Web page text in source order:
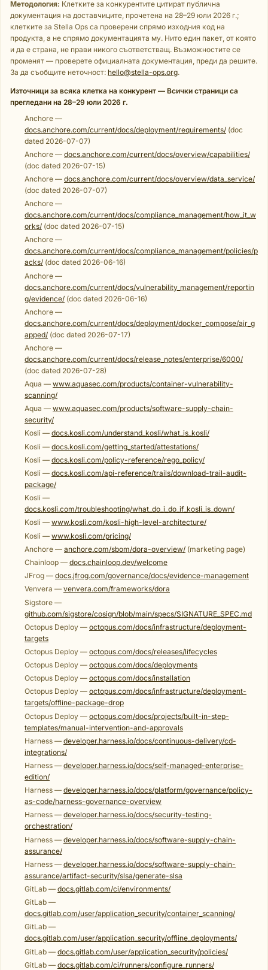
Методология: Клетките за конкурентите цитират публична
документация на доставчиците, прочетена на 28–29 юли 2026 г.;
клетките за Stella Ops са проверени спрямо изходния код на
продукта, а не спрямо документацията му. Нито един пакет, от която
и да е страна, не прави никого съответстващ. Възможностите се
променят — проверете официалната документация, преди да решите.
За да съобщите неточност: hello@stella-ops.org.
Източници за всяка клетка на конкурент — Всички страници са
прегледани на 28–29 юли 2026 г.
Anchore —
docs.anchore.com/current/docs/deployment/requirements/ (doc
dated 2026-07-07)
Anchore — docs.anchore.com/current/docs/overview/capabilities/
(doc dated 2026-07-15)
Anchore — docs.anchore.com/current/docs/overview/data_service/
(doc dated 2026-07-07)
Anchore —
docs.anchore.com/current/docs/compliance_management/how_it_w
orks/ (doc dated 2026-07-15)
Anchore —
docs.anchore.com/current/docs/compliance_management/policies/p
acks/ (doc dated 2026-06-16)
Anchore —
docs.anchore.com/current/docs/vulnerability_management/reportin
g/evidence/ (doc dated 2026-06-16)
Anchore —
docs.anchore.com/current/docs/deployment/docker_compose/air_g
apped/ (doc dated 2026-07-17)
Anchore —
docs.anchore.com/current/docs/release_notes/enterprise/6000/
(doc dated 2026-07-28)
Aqua — www.aquasec.com/products/container-vulnerability-
scanning/
Aqua — www.aquasec.com/products/software-supply-chain-
security/
Kosli — docs.kosli.com/understand_kosli/what_is_kosli/
Kosli — docs.kosli.com/getting_started/attestations/
Kosli — docs.kosli.com/policy-reference/rego_policy/
Kosli — docs.kosli.com/api-reference/trails/download-trail-audit-
package/
Kosli —
docs.kosli.com/troubleshooting/what_do_i_do_if_kosli_is_down/
Kosli — www.kosli.com/kosli-high-level-architecture/
Kosli — www.kosli.com/pricing/
Anchore — anchore.com/sbom/dora-overview/ (marketing page)
Chainloop — docs.chainloop.dev/welcome
JFrog — docs.jfrog.com/governance/docs/evidence-management
Venvera — venvera.com/frameworks/dora
Sigstore —
github.com/sigstore/cosign/blob/main/specs/SIGNATURE_SPEC.md
Octopus Deploy — octopus.com/docs/infrastructure/deployment-
targets
Octopus Deploy — octopus.com/docs/releases/lifecycles
Octopus Deploy — octopus.com/docs/deployments
Octopus Deploy — octopus.com/docs/installation
Octopus Deploy — octopus.com/docs/infrastructure/deployment-
targets/offline-package-drop
Octopus Deploy — octopus.com/docs/projects/built-in-step-
templates/manual-intervention-and-approvals
Harness — developer.harness.io/docs/continuous-delivery/cd-
integrations/
Harness — developer.harness.io/docs/self-managed-enterprise-
edition/
Harness — developer.harness.io/docs/platform/governance/policy-
as-code/harness-governance-overview
Harness — developer.harness.io/docs/security-testing-
orchestration/
Harness — developer.harness.io/docs/software-supply-chain-
assurance/
Harness — developer.harness.io/docs/software-supply-chain-
assurance/artifact-security/slsa/generate-slsa
GitLab — docs.gitlab.com/ci/environments/
GitLab —
docs.gitlab.com/user/application_security/container_scanning/
GitLab —
docs.gitlab.com/user/application_security/offline_deployments/
GitLab — docs.gitlab.com/user/application_security/policies/
GitLab — docs.gitlab.com/ci/runners/configure_runners/